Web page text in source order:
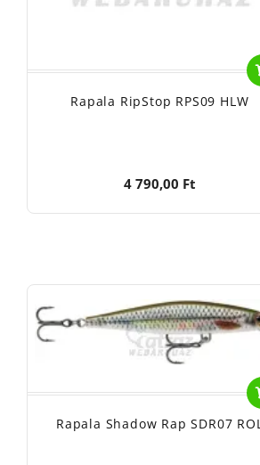
Rapala RipStop RPS09 HLW
4 790,00 Ft
Rapala Shadow Rap SDR07 ROL